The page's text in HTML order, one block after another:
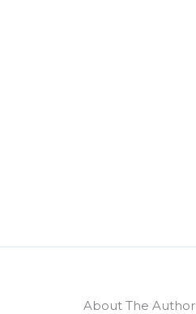
About The Author